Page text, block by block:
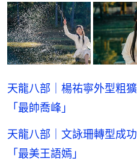
天龍八部｜楊祐寧外型粗
「最帥喬峰」
天龍八部｜文詠珊轉型成
「最美王語嫣」